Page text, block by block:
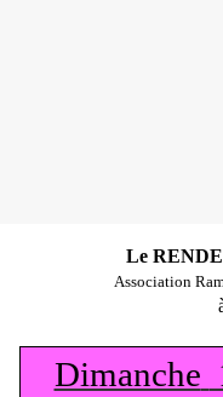
Le
Association
Dimanche